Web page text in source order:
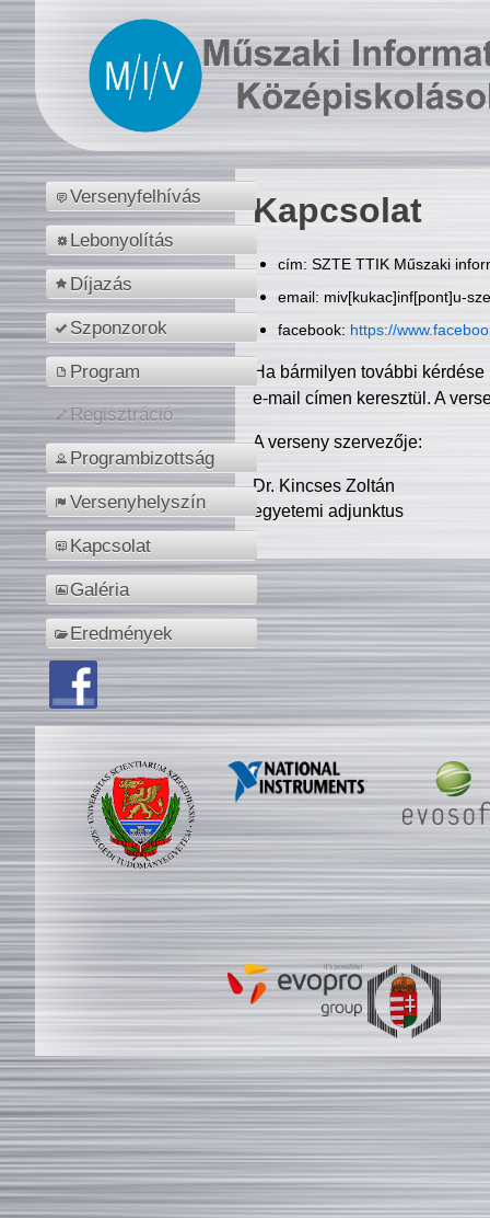
Versenyfelhívás
Lebonyolítás
Díjazás
Szponzorok
Program
Regisztráció
Programbizottság
Versenyhelyszín
Kapcsolat
Galéria
Eredmények
Kapcsolat
cím: SZTE TTIK Műszaki
email: miv[kukac]inf[pont]u-
facebook: https://
Ha bármilyen további
e-mail címen keresztül. A
A verseny szervezője:
Dr. Kincses Zoltán
egyetemi adjunktus